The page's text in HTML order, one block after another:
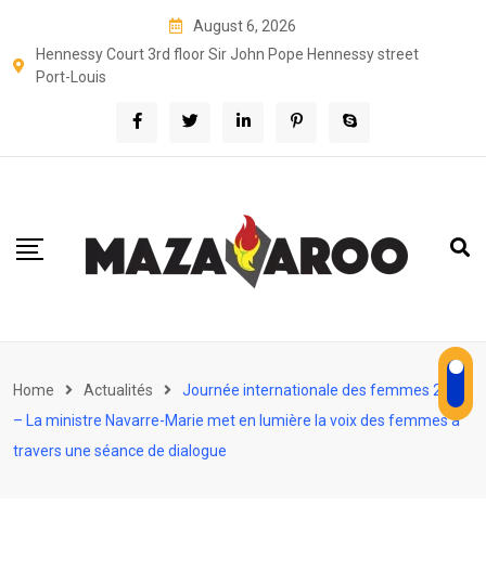
content
August 6, 2026
Hennessy Court 3rd floor Sir John Pope Hennessy street
Port-Louis
Home Actualités
Journée internationale des femmes 2026
– La ministre Navarre-Marie met en lumière la voix des femmes à
travers une séance de dialogue